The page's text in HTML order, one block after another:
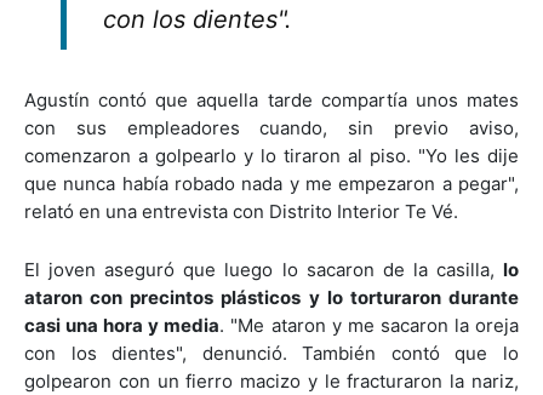
con los dientes".
Agustín contó que aquella tarde compartía unos mates
con sus empleadores cuando, sin previo aviso,
comenzaron a golpearlo y lo tiraron al piso. "Yo les dije
que nunca había robado nada y me empezaron a pegar",
relató en una entrevista con Distrito Interior Te Vé.
El joven aseguró que luego lo sacaron de la casilla, lo
ataron con precintos plásticos y lo torturaron durante
casi una hora y media. "Me ataron y me sacaron la oreja
con los dientes", denunció. También contó que lo
golpearon con un fierro macizo y le fracturaron la nariz,